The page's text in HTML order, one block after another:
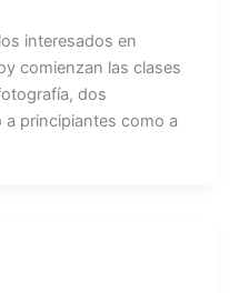
interesados en
comienzan las clases
dos
principiantes como a